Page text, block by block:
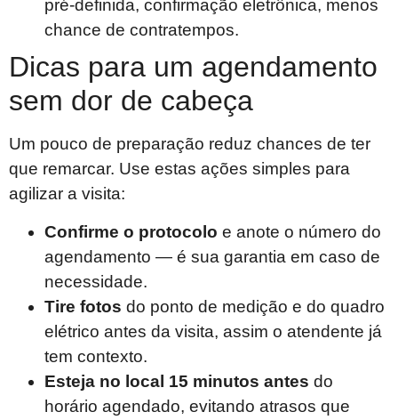
pré-definida, confirmação eletrônica, menos
chance de contratempos.
Dicas para um agendamento
sem dor de cabeça
Um pouco de preparação reduz chances de ter
que remarcar. Use estas ações simples para
agilizar a visita:
Confirme o protocolo e anote o número do
agendamento — é sua garantia em caso de
necessidade.
Tire fotos do ponto de medição e do quadro
elétrico antes da visita, assim o atendente já
tem contexto.
Esteja no local 15 minutos antes do
horário agendado, evitando atrasos que